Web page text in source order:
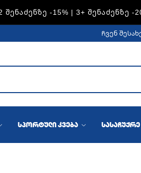
ᲨᲔᲜᲐᲫᲔᲜᲖᲔ -15% | 3+ ᲨᲔᲜᲐᲫᲔᲜᲖᲔ -
ჩვენ
სპორტული კვება